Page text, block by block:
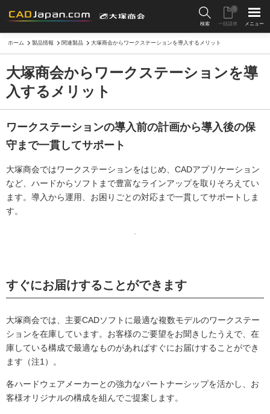
検索 一括請求
0
メニュー
ホーム 製品情報 関連製品 大塚商会からワークステーションを導入するメリット
大塚商会からワークステーションを導
入するメリット
ワークステーションの導入前の計画から導入後の保
守まで一貫してサポート
大塚商会ではワークステーションをはじめ、CADアプリケーション
など、ハードからソフトまで豊富なラインアップを取りそろえてい
ます。導入から運用、お困りごとの対応まで一貫してサポートしま
す。
すぐにお届けすることができます
大塚商会では、主要CADソフトに最適な複数モデルのワークステー
ションを在庫しています。お客様のご要望をお聞きしたうえで、在
庫している構成で最適なものがあればすぐにお届けすることができ
ます（注1）。
各ハードウェアメーカーとの強力なパートナーシップを活かし、お
客様オリジナルの構成を組んでご提案します。